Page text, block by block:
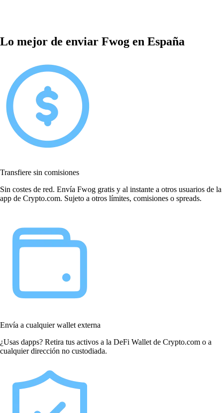
Lo mejor de enviar Fwog en España
Transfiere sin comisiones
Sin costes de red. Envía Fwog gratis y al instante a otros usuarios de la
app de Crypto.com. Sujeto a otros límites, comisiones o spreads.
Envía a cualquier wallet externa
¿Usas dapps? Retira tus activos a la DeFi Wallet de Crypto.com o a
cualquier dirección no custodiada.